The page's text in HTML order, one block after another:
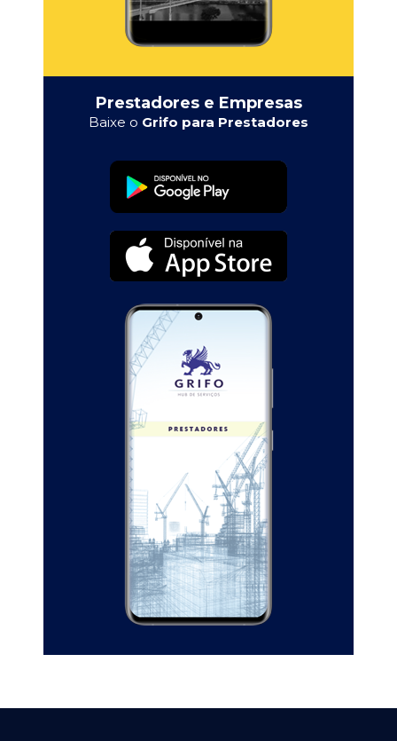
Prestadores e Empresas
Baixe o Grifo para Prestadores